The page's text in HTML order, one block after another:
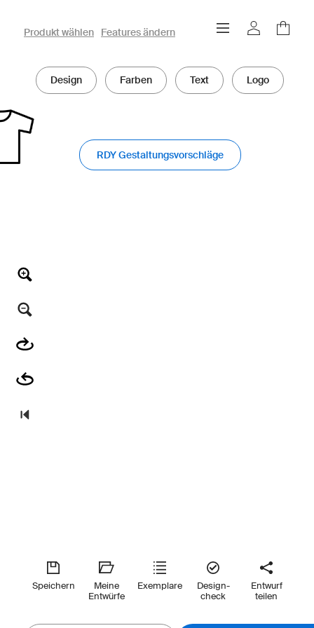
owayo 3D-Konfigurator
Produkt wählen Features ändern
Design Farben Text Logo
RDY Gestaltungsvorschläge
Speichern
Meine
Entwürfe
Exemplare
Design-
check
Entwurf
teilen